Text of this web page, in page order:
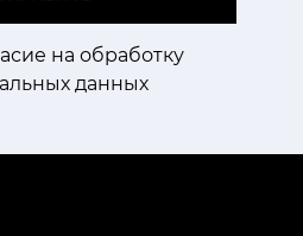
на обработку
данных